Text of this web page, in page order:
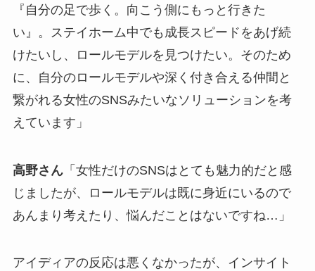
『自分の足で歩く。向こう側にもっと行きた
い』。ステイホーム中でも成長スピードをあげ続
けたいし、ロールモデルを見つけたい。そのため
に、自分のロールモデルや深く付き合える仲間と
繋がれる女性のSNSみたいなソリューションを考
えています」
高野さん「女性だけのSNSはとても魅力的だと感
じましたが、ロールモデルは既に身近にいるので
あんまり考えたり、悩んだことはないですね…」
アイディアの反応は悪くなかったが、インサイト